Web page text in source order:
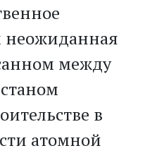
между
в
атомной